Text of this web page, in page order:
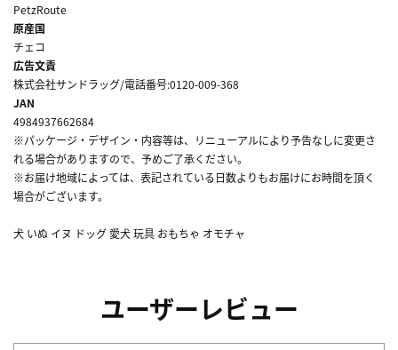
PetzRoute
原産国
チェコ
広告文責
株式会社サンドラッグ/電話番号:0120-009-368
JAN
4984937662684
※パッケージ・デザイン・内容等は、リニューアルにより予告なしに変更さ
れる場合がありますので、予めご了承ください。
※お届け地域によっては、表記されている日数よりもお届けにお時間を頂く
場合がございます。
犬 いぬ イヌ ドッグ 愛犬 玩具 おもちゃ オモチャ
ユーザーレビュー